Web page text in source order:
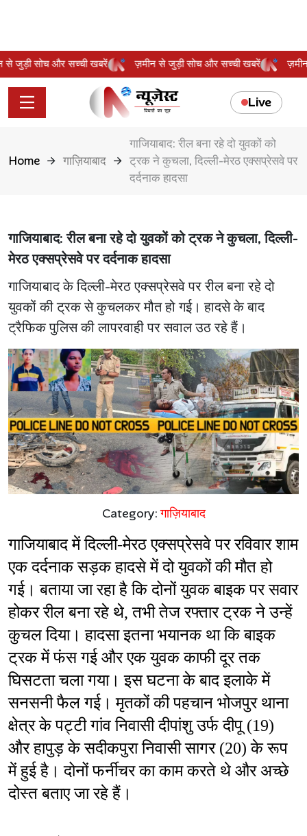
से जुड़ी सोच और सच्ची खबरें ज़मीन से जुड़ी सोच और सच्ची खबरें
Live
Home गाज़ियाबाद
गाजियाबाद: रील बना रहे दो युवकों को
ट्रक ने कुचला, दिल्ली-मेरठ एक्सप्रेसवे पर
दर्दनाक हादसा
गाजियाबाद: रील बना रहे दो युवकों को ट्रक ने कुचला, दिल्ली-
मेरठ एक्सप्रेसवे पर दर्दनाक हादसा
गाजियाबाद के दिल्ली-मेरठ एक्सप्रेसवे पर रील बना रहे दो
युवकों की ट्रक से कुचलकर मौत हो गई। हादसे के बाद
ट्रैफिक पुलिस की लापरवाही पर सवाल उठ रहे हैं।
Category:गाज़ियाबाद
गाजियाबाद में दिल्ली-मेरठ एक्सप्रेसवे पर रविवार शाम
एक दर्दनाक सड़क हादसे में दो युवकों की मौत हो
गई। बताया जा रहा है कि दोनों युवक बाइक पर सवार
होकर रील बना रहे थे, तभी तेज रफ्तार ट्रक ने उन्हें
कुचल दिया। हादसा इतना भयानक था कि बाइक
ट्रक में फंस गई और एक युवक काफी दूर तक
घिसटता चला गया। इस घटना के बाद इलाके में
सनसनी फैल गई। मृतकों की पहचान भोजपुर थाना
क्षेत्र के पट्टी गांव निवासी दीपांशु उर्फ दीपू (19)
और हापुड़ के सदीकपुरा निवासी सागर (20) के रूप
में हुई है। दोनों फर्नीचर का काम करते थे और अच्छे
दोस्त बताए जा रहे हैं।